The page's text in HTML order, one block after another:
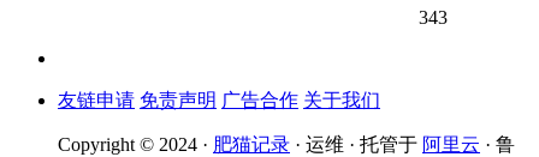
343
友链申请 免责声明 广告合作 关于我们
Copyright © 2024 · 肥猫记录 · 运维 · 托管于 阿里云 · 鲁